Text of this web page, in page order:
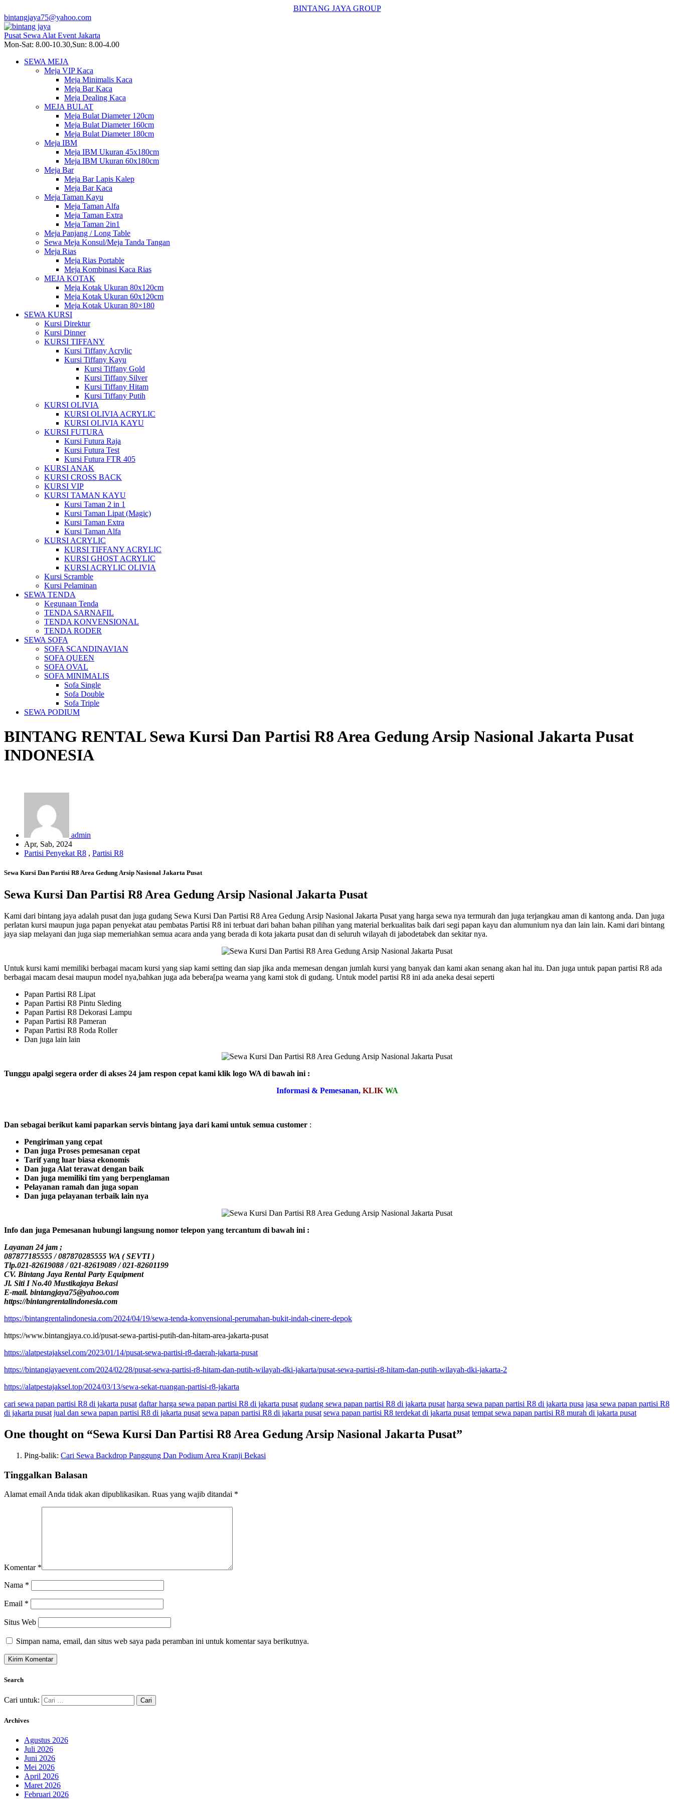
BINTANG JAYA GROUP
bintangjaya75@yahoo.com
Pusat Sewa Alat Event Jakarta
Mon-Sat: 8.00-10.30,Sun: 8.00-4.00
SEWA MEJA
Meja VIP Kaca
Meja Minimalis Kaca
Meja Bar Kaca
Meja Dealing Kaca
MEJA BULAT
Meja Bulat Diameter 120cm
Meja Bulat Diameter 160cm
Meja Bulat Diameter 180cm
Meja IBM
Meja IBM Ukuran 45x180cm
Meja IBM Ukuran 60x180cm
Meja Bar
Meja Bar Lapis Kalep
Meja Bar Kaca
Meja Taman Kayu
Meja Taman Alfa
Meja Taman Extra
Meja Taman 2in1
Meja Panjang / Long Table
Sewa Meja Konsul/Meja Tanda Tangan
Meja Rias
Meja Rias Portable
Meja Kombinasi Kaca Rias
MEJA KOTAK
Meja Kotak Ukuran 80x120cm
Meja Kotak Ukuran 60x120cm
Meja Kotak Ukuran 80×180
SEWA KURSI
Kursi Direktur
Kursi Dinner
KURSI TIFFANY
Kursi Tiffany Acrylic
Kursi Tiffany Kayu
Kursi Tiffany Gold
Kursi Tiffany Silver
Kursi Tiffany Hitam
Kursi Tiffany Putih
KURSI OLIVIA
KURSI OLIVIA ACRYLIC
KURSI OLIVIA KAYU
KURSI FUTURA
Kursi Futura Raja
Kursi Futura Test
Kursi Futura FTR 405
KURSI ANAK
KURSI CROSS BACK
KURSI VIP
KURSI TAMAN KAYU
Kursi Taman 2 in 1
Kursi Taman Lipat (Magic)
Kursi Taman Extra
Kursi Taman Alfa
KURSI ACRYLIC
KURSI TIFFANY ACRYLIC
KURSI GHOST ACRYLIC
KURSI ACRYLIC OLIVIA
Kursi Scramble
Kursi Pelaminan
SEWA TENDA
Kegunaan Tenda
TENDA SARNAFIL
TENDA KONVENSIONAL
TENDA RODER
SEWA SOFA
SOFA SCANDINAVIAN
SOFA QUEEN
SOFA OVAL
SOFA MINIMALIS
Sofa Single
Sofa Double
Sofa Triple
SEWA PODIUM
BINTANG RENTAL Sewa Kursi Dan Partisi R8 Area Gedung Arsip Nasional Jakarta Pusat
INDONESIA
admin
Apr, Sab, 2024
Partisi Penyekat R8 , Partisi R8
Sewa Kursi Dan Partisi R8 Area Gedung Arsip Nasional Jakarta Pusat
Sewa Kursi Dan Partisi R8 Area Gedung Arsip Nasional Jakarta Pusat
Kami dari bintang jaya adalah pusat dan juga gudang Sewa Kursi Dan Partisi R8 Area Gedung Arsip Nasional Jakarta Pusat yang harga sewa nya termurah dan juga terjangkau aman di kantong anda. Dan juga
perlatan kursi maupun juga papan penyekat atau pembatas Partisi R8 ini terbuat dari bahan bahan pilihan yang material berkualitas baik dari segi papan kayu dan alumunium nya dan lain lain. Kami dari bintang
jaya siap melayani dan juga siap memeriahkan semua acara anda yang berada di kota jakarta pusat dan di seluruh wilayah di jabodetabek dan sekitar nya.
Untuk kursi kami memiliki berbagai macam kursi yang siap kami setting dan siap jika anda memesan dengan jumlah kursi yang banyak dan kami akan senang akan hal itu. Dan juga untuk papan partisi R8 ada
berbagai macam desai maupun model nya,bahkan juga ada bebera[pa wearna yang kami stok di gudang. Untuk model partisi R8 ini ada aneka desai seperti
Papan Partisi R8 Lipat
Papan Partisi R8 Pintu Sleding
Papan Partisi R8 Dekorasi Lampu
Papan Partisi R8 Pameran
Papan Partisi R8 Roda Roller
Dan juga lain lain
Tunggu apalgi segera order di akses 24 jam respon cepat kami klik logo WA di bawah ini :
Informasi & Pemesanan, KLIK WA
Dan sebagai berikut kami paparkan servis bintang jaya dari kami untuk semua customer :
Pengiriman yang cepat
Dan juga Proses pemesanan cepat
Tarif yang luar biasa ekonomis
Dan juga Alat terawat dengan baik
Dan juga memiliki tim yang berpenglaman
Pelayanan ramah dan juga sopan
Dan juga pelayanan terbaik lain nya
Info dan juga Pemesanan hubungi langsung nomor telepon yang tercantum di bawah ini :
Layanan 24 jam ;
087877185555 / 087870285555 WA ( SEVTI )
Tlp.021-82619088 / 021-82619089 / 021-82601199
CV. Bintang Jaya Rental Party Equipment
Jl. Siti I No.40 Mustikajaya Bekasi
E-mail. bintangjaya75@yahoo.com
https://bintangrentalindonesia.com
https://bintangrentalindonesia.com/2024/04/19/sewa-tenda-konvensional-perumahan-bukit-indah-cinere-depok
https://www.bintangjaya.co.id/pusat-sewa-partisi-putih-dan-hitam-area-jakarta-pusat
https://alatpestajaksel.com/2023/01/14/pusat-sewa-partisi-r8-daerah-jakarta-pusat
https://bintangjayaevent.com/2024/02/28/pusat-sewa-partisi-r8-hitam-dan-putih-wilayah-dki-jakarta/pusat-sewa-partisi-r8-hitam-dan-putih-wilayah-dki-jakarta-2
https://alatpestajaksel.top/2024/03/13/sewa-sekat-ruangan-partisi-r8-jakarta
cari sewa papan partisi R8 di jakarta pusat daftar harga sewa papan partisi R8 di jakarta pusat gudang sewa papan partisi R8 di jakarta pusat harga sewa papan partisi R8 di jakarta pusa jasa sewa papan partisi R8
di jakarta pusat jual dan sewa papan partisi R8 di jakarta pusat sewa papan partisi R8 di jakarta pusat sewa papan partisi R8 terdekat di jakarta pusat tempat sewa papan partisi R8 murah di jakarta pusat
One thought on “Sewa Kursi Dan Partisi R8 Area Gedung Arsip Nasional Jakarta Pusat”
Ping-balik: Cari Sewa Backdrop Panggung Dan Podium Area Kranji Bekasi
Tinggalkan Balasan
Alamat email Anda tidak akan dipublikasikan. Ruas yang wajib ditandai *
Komentar *
Nama *
Email *
Situs Web
Simpan nama, email, dan situs web saya pada peramban ini untuk komentar saya berikutnya.
Search
Cari untuk:
Archives
Agustus 2026
Juli 2026
Juni 2026
Mei 2026
April 2026
Maret 2026
Februari 2026